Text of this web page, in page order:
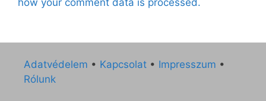
Adatvédelem • Kapcsolat • Impresszum •
Rólunk